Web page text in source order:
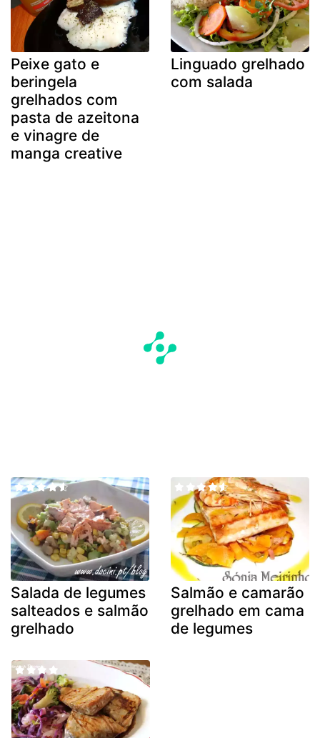
Peixe gato e
beringela
grelhados com
pasta de azeitona
e vinagre de
manga creative
Linguado grelhado
com salada
Salada de legumes
salteados e salmão
grelhado
Salmão e camarão
grelhado em cama
de legumes